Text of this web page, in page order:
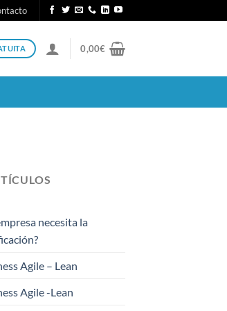
0,00€
necesita la
Agile – Lean
Agile -Lean